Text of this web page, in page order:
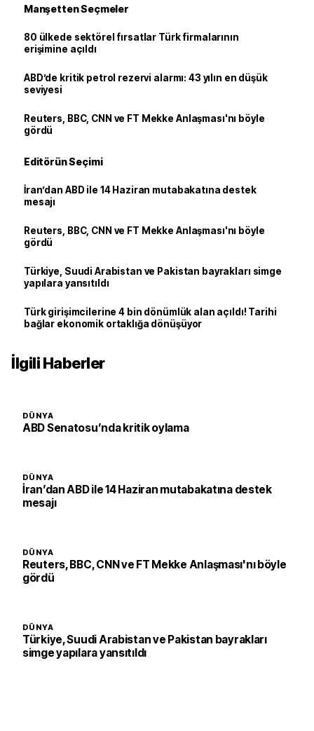
Manşetten Seçmeler
80 ülkede sektörel fırsatlar Türk firmalarının
erişimine açıldı
ABD’de kritik petrol rezervi alarmı: 43 yılın en düşük
seviyesi
Reuters, BBC, CNN ve FT Mekke Anlaşması'nı böyle
gördü
Editörün Seçimi
İran’dan ABD ile 14 Haziran mutabakatına destek
mesajı
Reuters, BBC, CNN ve FT Mekke Anlaşması'nı böyle
gördü
Türkiye, Suudi Arabistan ve Pakistan bayrakları simge
yapılara yansıtıldı
Türk girişimcilerine 4 bin dönümlük alan açıldı! Tarihi
bağlar ekonomik ortaklığa dönüşüyor
İlgili Haberler
DÜNYA
ABD Senatosu’nda kritik oylama
DÜNYA
İran’dan ABD ile 14 Haziran mutabakatına destek
mesajı
DÜNYA
Reuters, BBC, CNN ve FT Mekke Anlaşması'nı böyle
gördü
DÜNYA
Türkiye, Suudi Arabistan ve Pakistan bayrakları
simge yapılara yansıtıldı